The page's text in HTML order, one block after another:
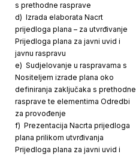
s prethodne rasprave
d) Izrada elaborata Nacrt
prijedloga plana – za utvrđivanje
Prijedloga plana za javni uvid i
javnu raspravu
e) Sudjelovanje u raspravama s
Nositeljem izrade plana oko
definiranja zaključaka s prethodne
rasprave te elementima Odredbi
za provođenje
f) Prezentacija Nacrta prijedloga
plana prilikom utvrđivanja
Prijedloga plana za javni uvid i